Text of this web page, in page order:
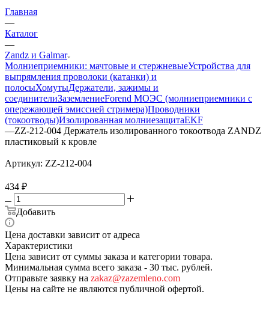
Главная
—
Каталог
—
Zandz и Galmar
Молниеприемники: мачтовые и стержневыеУстройства для
выпрямления проволоки (катанки) и
полосыХомутыДержатели, зажимы и
соединителиЗаземлениеForend МОЭС (молниеприемники с
опережающей эмиссией стримера)Проводники
(токоотводы)Изолированная молниезащитаEKF
—ZZ-212-004 Держатель изолированного токоотвода ZANDZ
пластиковый к кровле
Артикул: ZZ-212-004
434 ₽
Добавить
Цена доставки зависит от адреса
Характеристики
Цена зависит от суммы заказа и категории товара.
Минимальная сумма всего заказа - 30 тыс. рублей.
Отправьте заявку на zakaz@zazemleno.com
Цены на сайте не являются публичной офертой.